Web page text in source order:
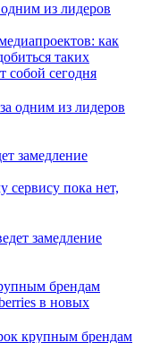
из лидеров
как
таких
собой сегодня
замедление
сервису пока нет,
брендам
в новых